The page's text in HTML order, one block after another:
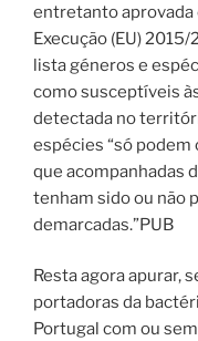
entretanto aprovada
Execução (EU)
lista géneros e
como susceptíveis
detectada no
espécies “só podem
que acompanhadas
tenham sido ou não
demarcadas.”PUB
Resta agora apurar,
portadoras da
Portugal com ou